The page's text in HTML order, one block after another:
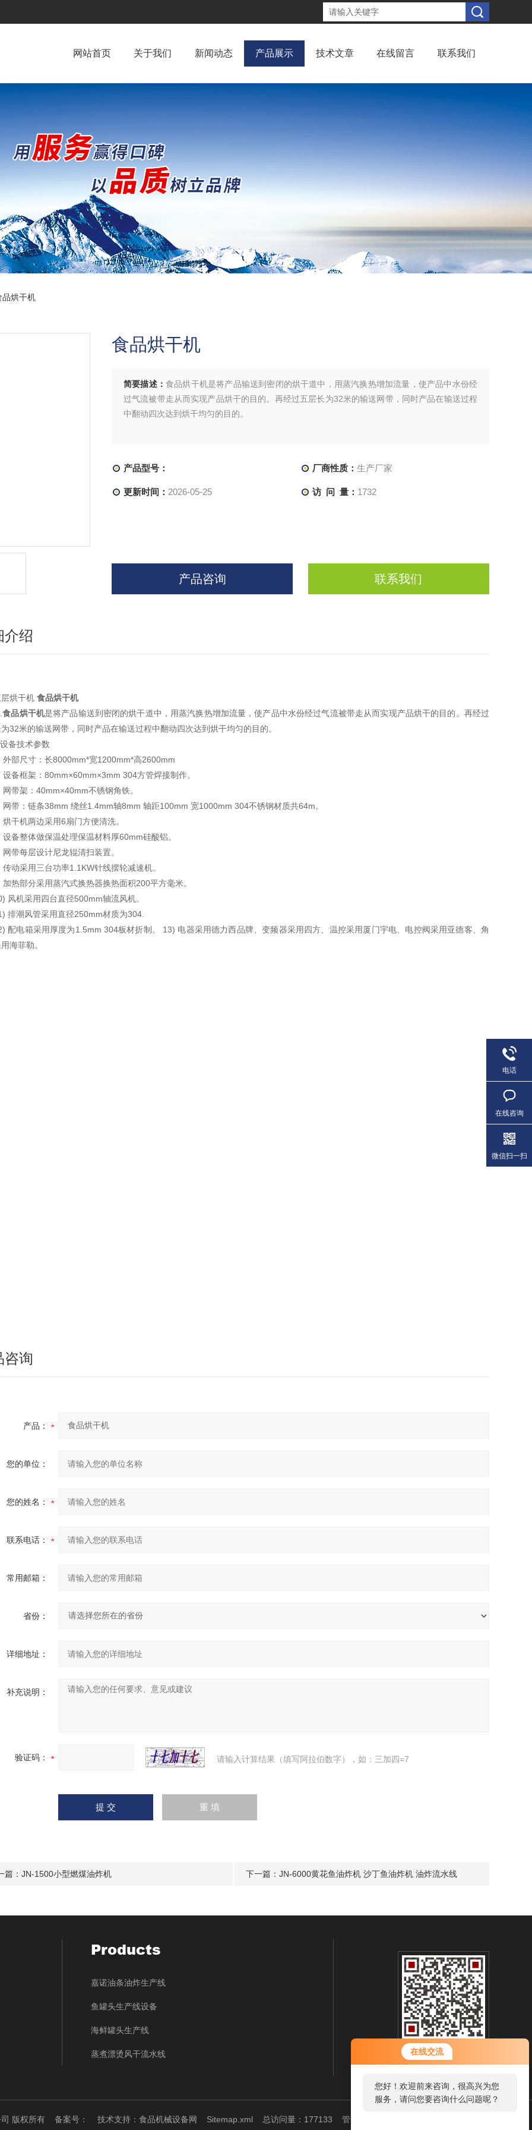
在线交流
您好！欢迎前来咨询，很高兴为您
服务，请问您要咨询什么问题呢？
网站首页 关于我们 新闻动态 产品展示 技术文章 在线留言 联系我们
烘干机
食品烘干机
简要描述： 食品烘干机是将产品输送到密闭的烘干道中，用蒸汽换热增加流量，使产品中水份经
过气流被带走从而实现产品烘干的目的。再经过五层长为32米的输送网带，同时产品在输送过程
中翻动四次达到烘干均匀的目的。
产品型号： 厂商性质： 生产厂家
更新时间： 2026-05-25 访 问 量： 1732
产品咨询 联系我们
介绍
烘干机 食品烘干机
食品烘干机是将产品输送到密闭的烘干道中，用蒸汽换热增加流量，使产品中水份经过气流被带走从而实现产品烘干的目的。再经过
32米的输送网带，同时产品在输送过程中翻动四次达到烘干均匀的目的。
备技术参数
外部尺寸：长8000mm*宽1200mm*高2600mm
设备框架：80mm×60mm×3mm 304方管焊接制作。
网带架：40mm×40mm不锈钢角铁。
网带：链条38mm 绕丝1.4mm轴8mm 轴距100mm 宽1000mm 304不锈钢材质共64m。
烘干机两边采用6扇门方便清洗。
设备整体做保温处理保温材料厚60mm硅酸铝。
网带每层设计尼龙辊清扫装置。
传动采用三台功率1.1KW针线摆轮减速机。
加热部分采用蒸汽式换热器换热面积200平方毫米。
风机采用四台直径500mm轴流风机。
排潮风管采用直径250mm材质为304.
配电箱采用厚度为1.5mm 304板材折制。 13) 电器采用德力西品牌、变频器采用四方、温控采用厦门宇电、电控阀采用亚德客、角
海菲勒。
咨询
产品：
您的单位：
您的姓名：
联系电话：
常用邮箱：
省份：
详细地址：
补充说明：
验证码： 请输入计算结果（填写阿拉伯数字），如：三加四=7
篇： JN-1500小型燃煤油炸机 下一篇： JN-6000黄花鱼油炸机 沙丁鱼油炸机 油炸流水线
Products
嘉诺油条油炸生产线
鱼罐头生产线设备
海鲜罐头生产线
蒸煮漂烫风干流水线 扫一扫 微信咨询
司 版权所有 备案号： 技术支持： 食品机械设备网 Sitemap.xml 总访问量：177133 管理登陆
电话
在线咨询
微信扫一扫